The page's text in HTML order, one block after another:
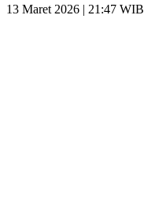
13 Maret 2026 | 21:47 WIB